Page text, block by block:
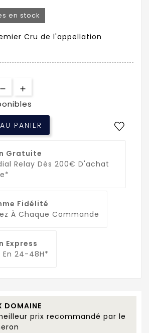
en stock
Cru de l'appellation
PANIER
Gratuite
Relay Dès 200€ D'achat
Fidélité
À Chaque Commande
Express
En 24-48H*
DOMAINE
prix recommandé par le